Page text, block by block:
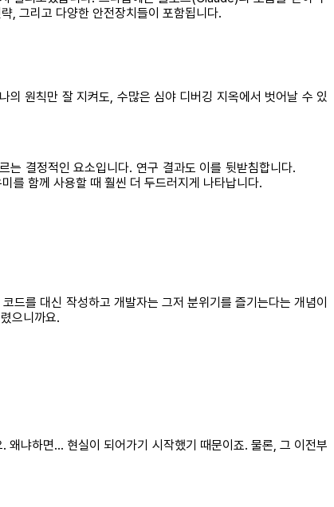
, 그리고 다양한 안전장치들이 포함됩니다.
원칙만 잘 지켜도, 수많은 심야 디버깅 지옥에서 벗어날 수 있
결정적인 요소입니다. 연구 결과도 이를 뒷받침합니다.
를 함께 사용할 때 훨씬 더 두드러지게 나타납니다.
를 대신 작성하고 개발자는 그저 분위기를 즐기는다는 개념이
으니까요.
왜냐하면… 현실이 되어가기 시작했기 때문이죠. 물론, 그 이전부